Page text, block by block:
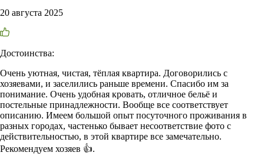
20 августа 2025
Достоинства:
Очень уютная, чистая, тёплая квартира. Договорились с
хозяевами, и заселились раньше времени. Спасибо им за
понимание. Очень удобная кровать, отличное бельё и
постельные принадлежности. Вообще все соответствует
описанию. Имеем большой опыт посуточного проживания в
разных городах, частенько бывает несоответствие фото с
действительностью, в этой квартире все замечательно.
Рекомендуем хозяев 👍.